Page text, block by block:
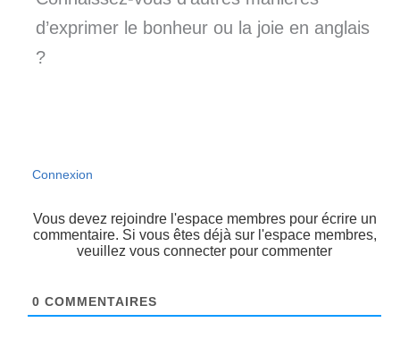
d’exprimer le bonheur ou la joie en anglais
?
Connexion
Vous devez rejoindre l'espace membres pour écrire un
commentaire. Si vous êtes déjà sur l'espace membres,
veuillez vous connecter pour commenter
0 COMMENTAIRES